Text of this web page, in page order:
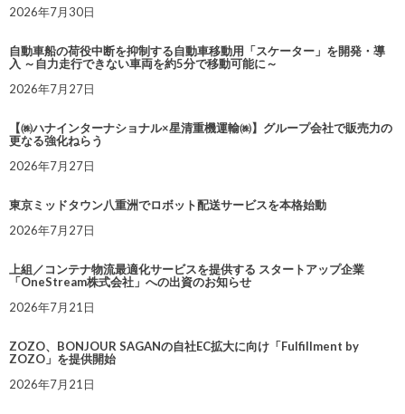
2026年7月30日
自動車船の荷役中断を抑制する自動車移動用「スケーター」を開発・導
入 ～自力走行できない車両を約5分で移動可能に～
2026年7月27日
【㈱ハナインターナショナル×星清重機運輸㈱】グループ会社で販売力の
更なる強化ねらう
2026年7月27日
東京ミッドタウン八重洲でロボット配送サービスを本格始動
2026年7月27日
上組／コンテナ物流最適化サービスを提供する スタートアップ企業
「OneStream株式会社」への出資のお知らせ
2026年7月21日
ZOZO、BONJOUR SAGANの自社EC拡大に向け「Fulfillment by
ZOZO」を提供開始
2026年7月21日